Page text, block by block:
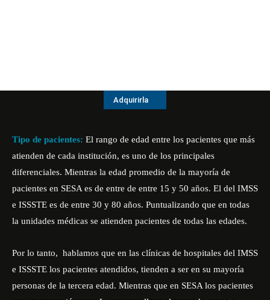
Adquirirla
Tipo de pacientes: El rango de edad entre los pacientes que más
atienden de cada institución, es uno de los principales
diferenciales. Mientras la edad promedio de la mayoría de
pacientes en SESA es de entre de entre 15 y 50 años. El del IMSS
e ISSSTE es de entre 30 y 80 años. Puntualizando que en todas
la unidades médicas se atienden pacientes de todas las edades.
Por lo tanto, hablamos que en las clínicas de hospitales del IMSS
e ISSSTE los pacientes atendidos, tienden a ser en su mayoría
personas de la tercera edad. Mientras que en SESA los pacientes